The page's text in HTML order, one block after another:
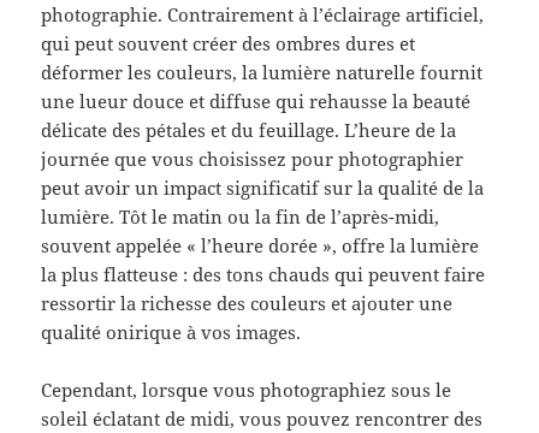
photographie. Contrairement à l’éclairage artificiel,
qui peut souvent créer des ombres dures et
déformer les couleurs, la lumière naturelle fournit
une lueur douce et diffuse qui rehausse la beauté
délicate des pétales et du feuillage. L’heure de la
journée que vous choisissez pour photographier
peut avoir un impact significatif sur la qualité de la
lumière. Tôt le matin ou la fin de l’après-midi,
souvent appelée « l’heure dorée », offre la lumière
la plus flatteuse : des tons chauds qui peuvent faire
ressortir la richesse des couleurs et ajouter une
qualité onirique à vos images.
Cependant, lorsque vous photographiez sous le
soleil éclatant de midi, vous pouvez rencontrer des